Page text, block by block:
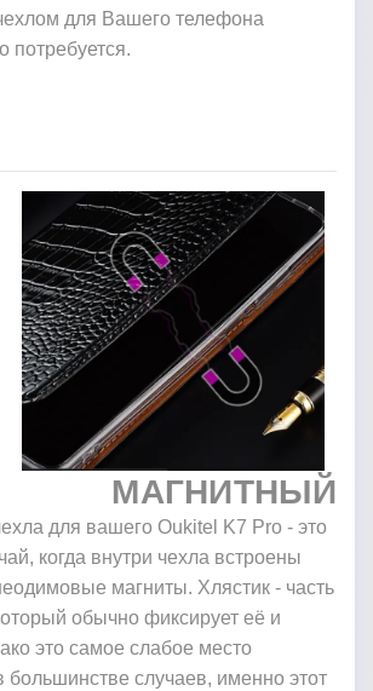
для Вашего телефона
потребуется.
МАГНИТНЫЙ
для вашего Oukitel K7 Pro - это
когда внутри чехла встроены
магниты. Хлястик - часть
обычно фиксирует её и
это самое слабое место
большинстве случаев, именно этот